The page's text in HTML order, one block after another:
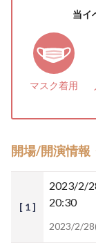
当イ
マスク着用
開場/開演情報
[ 1 ]
2023/2/
20:30
2023/2/